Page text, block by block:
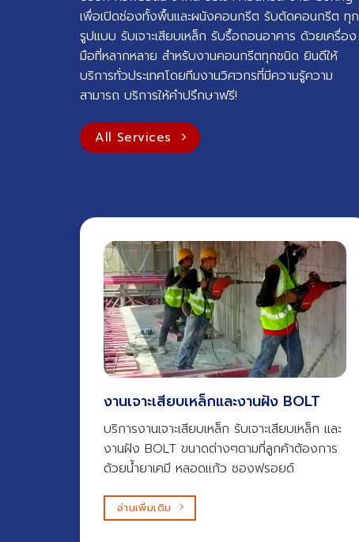
เพื่อเปิดช่องทั้งพื้นและผนังคอนกรีต รับตัดคอนกรีต ทุก
รูปแบบ รับเจาะเสียบเหล็ก รับรื้อถอนอาคาร ด้วยเครื่อง
มือที่หลากหลาย สำหรับงานคอนกรีตทุกชนิด ยินดีให้
บริการทั่วประเทศโดยทีมงานวิศวกรที่มีความรู้ความ
สามารถ บริการให้คำปรึกษาฟรี!
All Services
งานเจาะเสียบเหล็กและงานฝัง BOLT​
บริการงานเจาะเสียบเหล็ก รับเจาะเสียบเหล็ก และ
งานฝัง BOLT ขนาดต่างๆตามที่ลูกค้าต้องการ
ด้วยน้ำยาเคมี หลอดแก้ว ซองฟรอยด์
อ่านเพิ่มเติม